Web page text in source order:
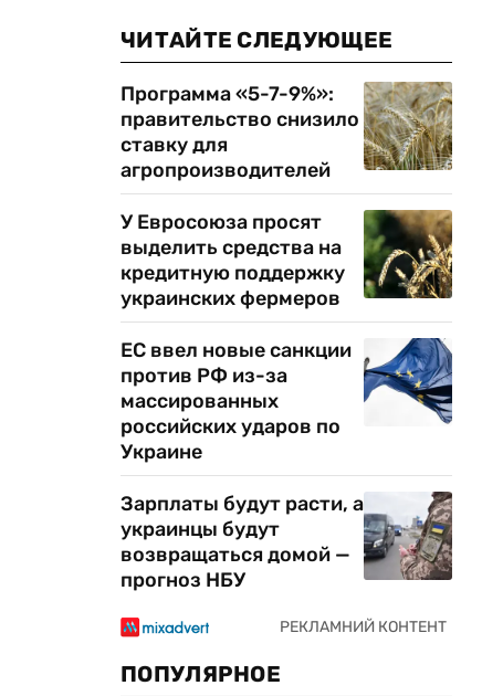
ЧИТАЙТЕ СЛЕДУЮЩЕЕ
Программа «5-7-9%»:
правительство снизило
ставку для
агропроизводителей
У Евросоюза просят
выделить средства на
кредитную поддержку
украинских фермеров
ЕС ввел новые санкции
против РФ из-за
массированных
российских ударов по
Украине
Зарплаты будут расти, а
украинцы будут
возвращаться домой —
прогноз НБУ
ПОПУЛЯРНОЕ